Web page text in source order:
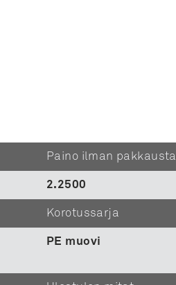
Paino ilman pakkausta
2.2500
Korotussarja
PE muovi